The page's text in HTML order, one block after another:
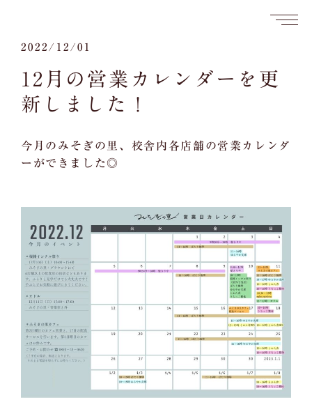
2022/12/01
12月の営業カレンダーを更
新しました！
今月のみそぎの里、校舎内各店舗の営業カレンダ
ーができました◎